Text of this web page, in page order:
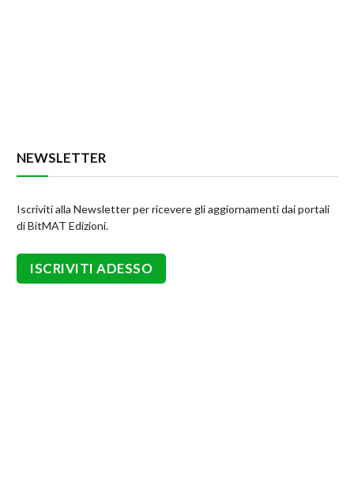
NEWSLETTER
Iscriviti alla Newsletter per ricevere gli aggiornamenti dai portali
di BitMAT Edizioni.